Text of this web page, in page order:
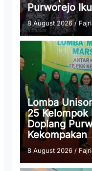
Purworejo
8 August 2026/
Lomba
25 Kelompok
Doplang
Kekompakan
8 August 2026 /